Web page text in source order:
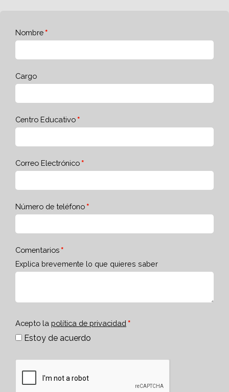
Nombre
Cargo
Centro Educativo
Correo Electrónico
Número de teléfono
Comentarios
Explica brevemente lo que quieres saber
Acepto la política de privacidad
Estoy de acuerdo